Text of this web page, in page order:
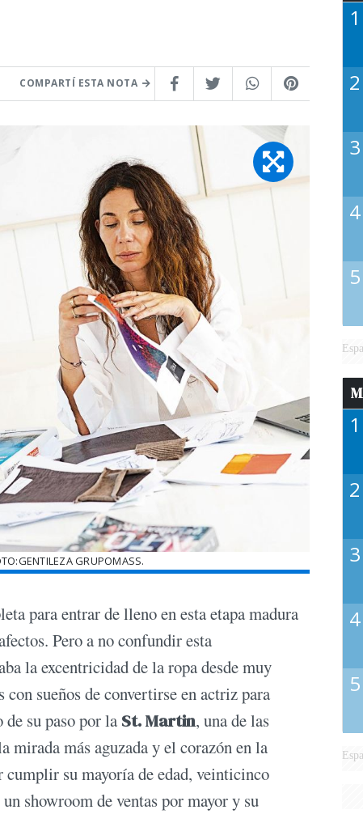
COMPARTÍ ESTA NOTA
GRUPOMASS.
para entrar de lleno en esta etapa madura
Pero a no confundir esta
la excentricidad de la ropa desde muy
con sueños de convertirse en actriz para
su paso por la St. Martin, una de las
mirada más aguzada y el corazón en la
cumplir su mayoría de edad, veinticinco
un showroom de ventas por mayor y su
1
2
3
4
5
1
2
3
4
5